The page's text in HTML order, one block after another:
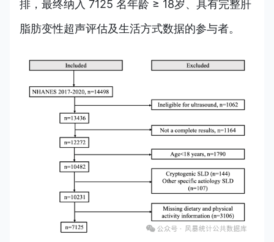
排，最终纳入 7125 名年龄 ≥ 18岁、具有完整肝
脂肪变性超声评估及生活方式数据的参与者。